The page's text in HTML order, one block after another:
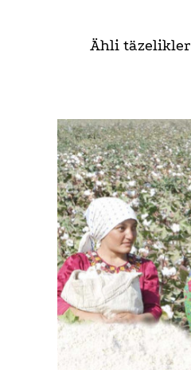
Ähli täzelikler